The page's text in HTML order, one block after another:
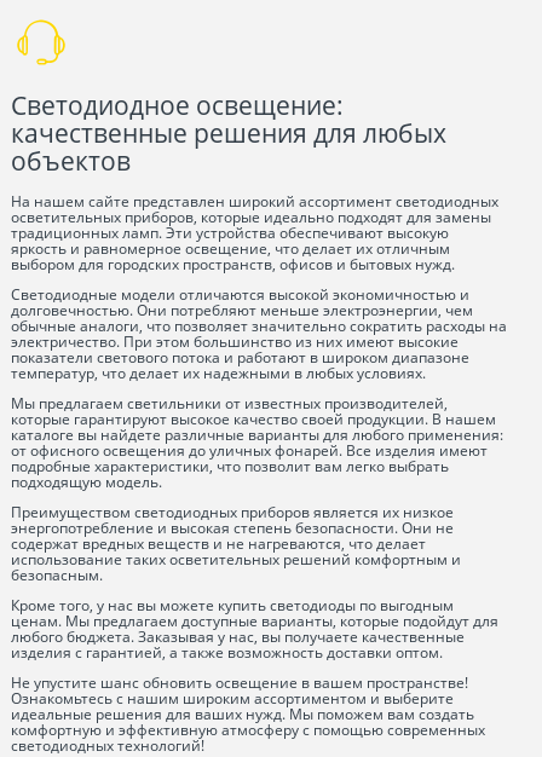
Светодиодное освещение:
качественные решения для любых
объектов
На нашем сайте представлен широкий ассортимент светодиодных
осветительных приборов, которые идеально подходят для замены
традиционных ламп. Эти устройства обеспечивают высокую
яркость и равномерное освещение, что делает их отличным
выбором для городских пространств, офисов и бытовых нужд.
Светодиодные модели отличаются высокой экономичностью и
долговечностью. Они потребляют меньше электроэнергии, чем
обычные аналоги, что позволяет значительно сократить расходы на
электричество. При этом большинство из них имеют высокие
показатели светового потока и работают в широком диапазоне
температур, что делает их надежными в любых условиях.
Мы предлагаем светильники от известных производителей,
которые гарантируют высокое качество своей продукции. В нашем
каталоге вы найдете различные варианты для любого применения:
от офисного освещения до уличных фонарей. Все изделия имеют
подробные характеристики, что позволит вам легко выбрать
подходящую модель.
Преимуществом светодиодных приборов является их низкое
энергопотребление и высокая степень безопасности. Они не
содержат вредных веществ и не нагреваются, что делает
использование таких осветительных решений комфортным и
безопасным.
Кроме того, у нас вы можете купить светодиоды по выгодным
ценам. Мы предлагаем доступные варианты, которые подойдут для
любого бюджета. Заказывая у нас, вы получаете качественные
изделия с гарантией, а также возможность доставки оптом.
Не упустите шанс обновить освещение в вашем пространстве!
Ознакомьтесь с нашим широким ассортиментом и выберите
идеальные решения для ваших нужд. Мы поможем вам создать
комфортную и эффективную атмосферу с помощью современных
светодиодных технологий!